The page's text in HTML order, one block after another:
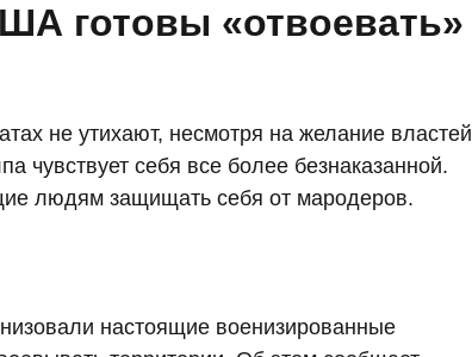
готовы «отвоевать»
не утихают, несмотря на желание властей
чувствует себя все более безнаказанной.
людям защищать себя от мародеров.
настоящие военизированные